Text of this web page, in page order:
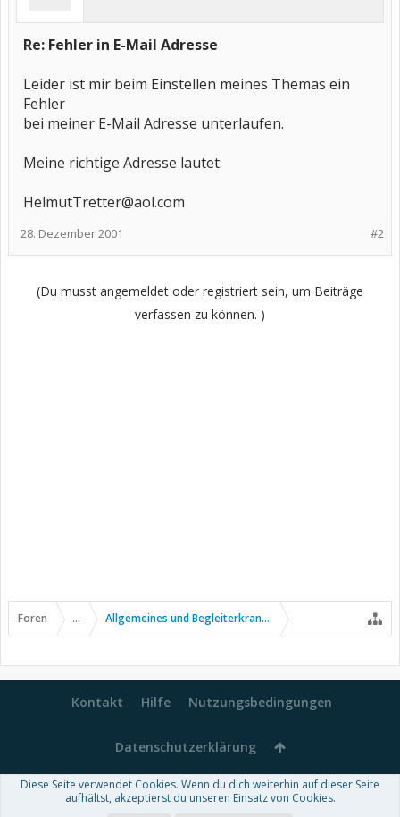
Re: Fehler in E-Mail Adresse
Leider ist mir beim Einstellen meines Themas ein
Fehler
bei meiner E-Mail Adresse unterlaufen.
Meine richtige Adresse lautet:
HelmutTretter@aol.com
#2
28. Dezember 2001
(Du musst angemeldet oder registriert sein, um Beiträge
verfassen zu können. )
Foren ... Allgemeines und Begleiterkrankungen
Kontakt Hilfe Nutzungsbedingungen
Datenschutzerklärung
Forum software by XenForo™-Deutsch von xenDach
Diese Seite verwendet Cookies. Wenn du dich weiterhin auf dieser Seite
aufhältst, akzeptierst du unseren Einsatz von Cookies.